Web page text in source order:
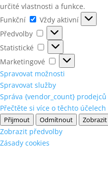
určité vlastnosti a funkce.
Funkční
Funkční
Vždy aktivní
Předvolby
Předvolby
Statistické
Statistické
Marketingové
Marketingové
Spravovat možnosti
Spravovat služby
Správa {vendor_count} prodejců
Přečtěte si více o těchto účelech
Přijmout Odmítnout
Zobrazit předvolby
Zásady cookies